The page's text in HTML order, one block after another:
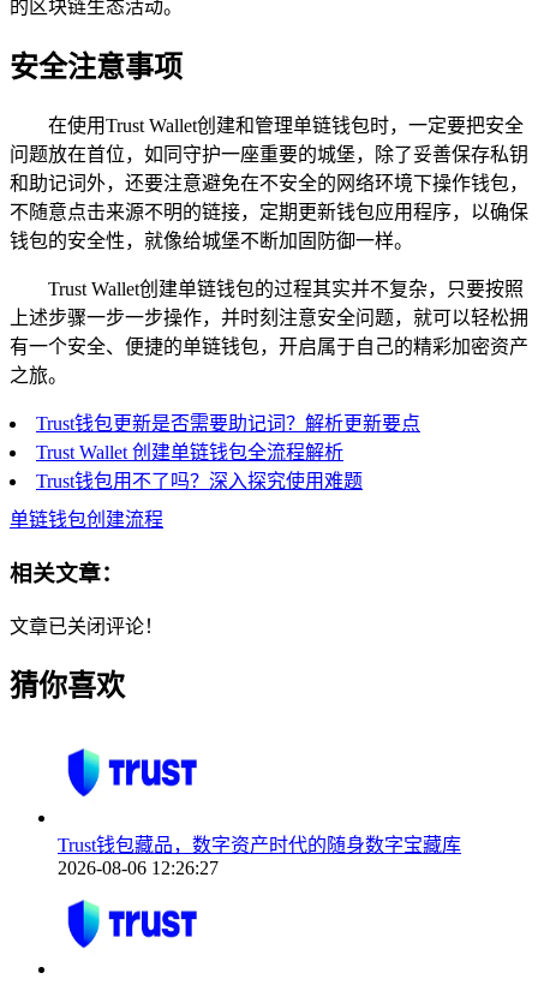
的区块链生态活动。
安全注意事项
在使用Trust Wallet创建和管理单链钱包时，一定要把安全
问题放在首位，如同守护一座重要的城堡，除了妥善保存私钥
和助记词外，还要注意避免在不安全的网络环境下操作钱包，
不随意点击来源不明的链接，定期更新钱包应用程序，以确保
钱包的安全性，就像给城堡不断加固防御一样。
Trust Wallet创建单链钱包的过程其实并不复杂，只要按照
上述步骤一步一步操作，并时刻注意安全问题，就可以轻松拥
有一个安全、便捷的单链钱包，开启属于自己的精彩加密资产
之旅。
Trust钱包更新是否需要助记词？解析更新要点
Trust Wallet 创建单链钱包全流程解析
Trust钱包用不了吗？深入探究使用难题
单链钱包创建流程
相关文章：
文章已关闭评论！
猜你喜欢
Trust钱包藏品，数字资产时代的随身数字宝藏库
2026-08-06 12:26:27